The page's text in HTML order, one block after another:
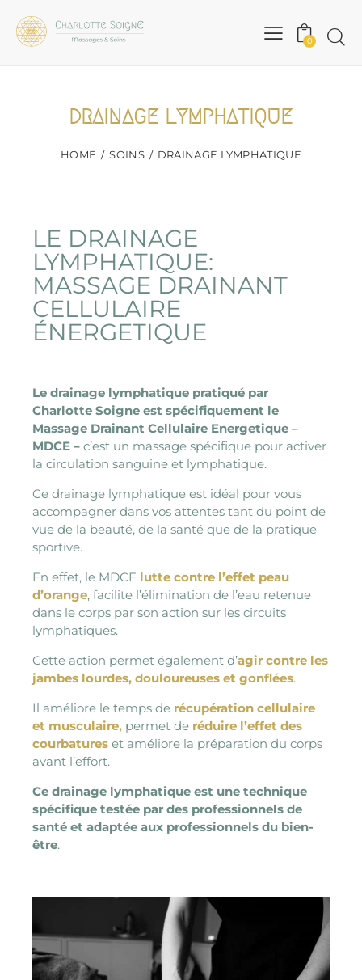
0
DRAINAGE LYMPHATIQUE
HOME SOINS DRAINAGE LYMPHATIQUE
LE DRAINAGE
LYMPHATIQUE:
MASSAGE DRAINANT
CELLULAIRE
ÉNERGETIQUE
Le drainage lymphatique pratiqué par
Charlotte Soigne est spécifiquement le
Massage Drainant Cellulaire Energetique –
MDCE – c’est un massage spécifique pour activer
la circulation sanguine et lymphatique.
Ce drainage lymphatique est idéal pour vous
accompagner dans vos attentes tant du point de
vue de la beauté, de la santé que de la pratique
sportive.
En effet, le MDCE lutte contre l’effet peau
d’orange, facilite l’élimination de l’eau retenue
dans le corps par son action sur les circuits
lymphatiques.
Cette action permet également d’agir contre les
jambes lourdes, douloureuses et gonflées.
Il améliore le temps de récupération cellulaire
et musculaire, permet de réduire l’effet des
courbatures et améliore la préparation du corps
avant l’effort.
Ce drainage lymphatique est une technique
spécifique testée par des professionnels de
santé et adaptée aux professionnels du bien-
être.